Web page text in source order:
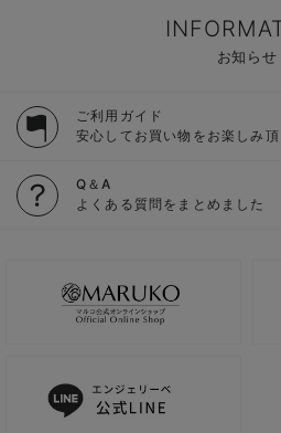
お知らせ
ご利用ガイド
安心してお買い物をお楽しみ頂
Q＆A
よくある質問をまとめました